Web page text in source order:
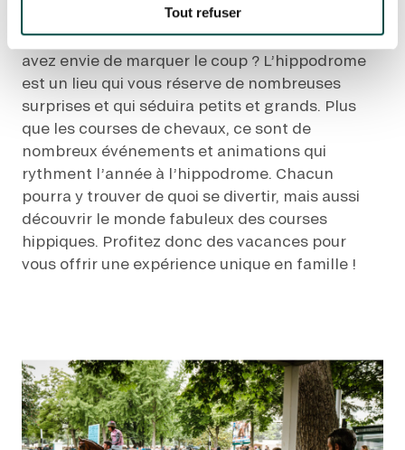
Tout refuser
Vous passez des vacances en famille et vous
avez envie de marquer le coup ? L’hippodrome
est un lieu qui vous réserve de nombreuses
surprises et qui séduira petits et grands. Plus
que les courses de chevaux, ce sont de
nombreux événements et animations qui
rythment l’année à l’hippodrome. Chacun
pourra y trouver de quoi se divertir, mais aussi
découvrir le monde fabuleux des courses
hippiques. Profitez donc des vacances pour
vous offrir une expérience unique en famille !